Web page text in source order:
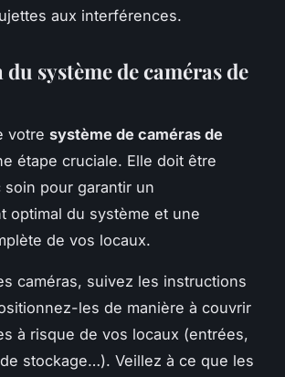
aux interférences.
système de caméras de
votre système de caméras de
étape cruciale. Elle doit être
pour garantir un
optimal du système et une
de vos locaux.
caméras, suivez les instructions
les de manière à couvrir
à risque de vos locaux (entrées,
stockage…). Veillez à ce que les